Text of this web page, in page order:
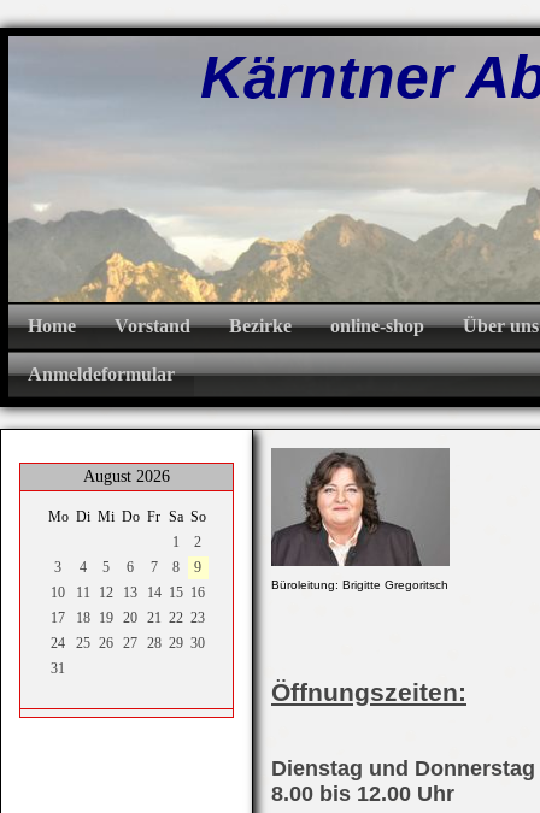
Kärntner
Home Vorstand Bezirke online-shop Über uns
Anmeldeformular
August 2026
Mo Di Mi Do Fr Sa So
1
2
3
4 5 6 7 8
9
10
11 12 13 14 15 16
17
18 19 20 21 22 23
24
25 26 27 28 29 30
31
Büroleitung: Brigitte Gregoritsch
Öffnungszeiten:
Dienstag und Donnerstag
8.00 bis 12.00 Uhr